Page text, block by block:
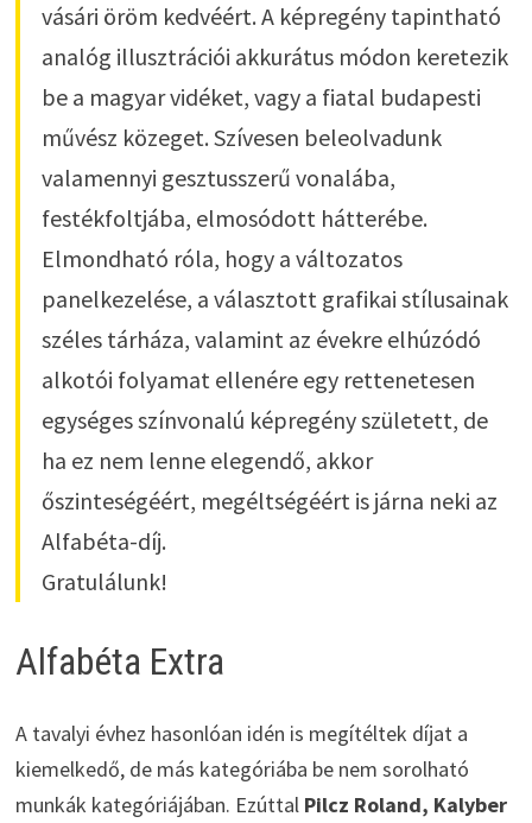
vásári öröm kedvéért. A képregény tapintható
analóg illusztrációi akkurátus módon keretezik
be a magyar vidéket, vagy a fiatal budapesti
művész közeget. Szívesen beleolvadunk
valamennyi gesztusszerű vonalába,
festékfoltjába, elmosódott hátterébe.
Elmondható róla, hogy a változatos
panelkezelése, a választott grafikai stílusainak
széles tárháza, valamint az évekre elhúzódó
alkotói folyamat ellenére egy rettenetesen
egységes színvonalú képregény született, de
ha ez nem lenne elegendő, akkor
őszinteségéért, megéltségéért is járna neki az
Alfabéta-díj.
Gratulálunk!
Alfabéta Extra
A tavalyi évhez hasonlóan idén is megítéltek díjat a
kiemelkedő, de más kategóriába be nem sorolható
munkák kategóriájában. Ezúttal Pilcz Roland, Kalyber